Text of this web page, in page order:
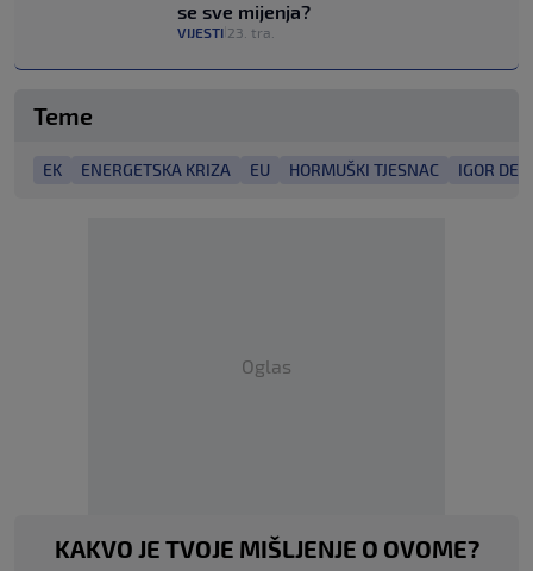
se sve mijenja?
VIJESTI 23. tra.
Teme
EK ENERGETSKA KRIZA EU HORMUŠKI TJESNAC IGOR
Oglas
KAKVO JE TVOJE MIŠLJENJE O OVOME?